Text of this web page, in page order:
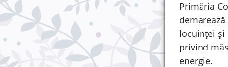
Primăria
locuinței și
privind
energie.